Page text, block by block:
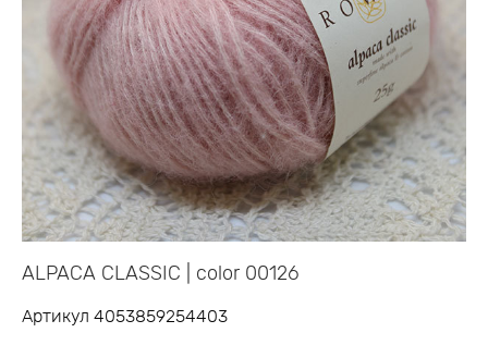
ALPACA CLASSIC | color 00126
Артикул 4053859254403